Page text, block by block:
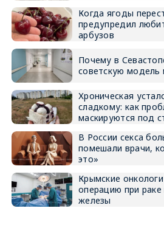
Когда ягоды
предупредил
арбузов
Почему в
советскую модель
Хроническая
сладкому: как
маскируются под
В России секса
помешали врачи,
это»
Крымские
операцию при
железы